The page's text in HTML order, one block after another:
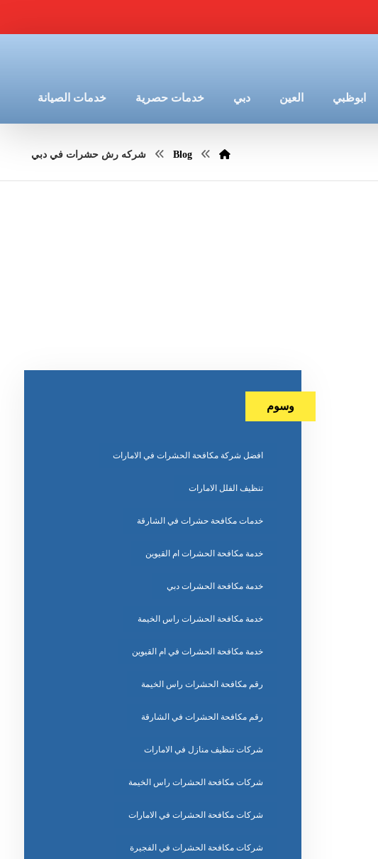
ابوظبي العين دبي خدمات حصرية خدمات الصيانة
Blog شركه رش حشرات في دبي
وسوم
افضل شركة مكافحة الحشرات في الامارات
تنظيف الفلل الامارات
خدمات مكافحة حشرات في الشارقة
خدمة مكافحة الحشرات ام القيوين
خدمة مكافحة الحشرات دبي
خدمة مكافحة الحشرات راس الخيمة
خدمة مكافحة الحشرات في ام القيوين
رقم مكافحة الحشرات راس الخيمة
رقم مكافحة الحشرات في الشارقة
شركات تنظيف منازل في الامارات
شركات مكافحة الحشرات راس الخيمة
شركات مكافحة الحشرات في الامارات
شركات مكافحة الحشرات في الفجيرة